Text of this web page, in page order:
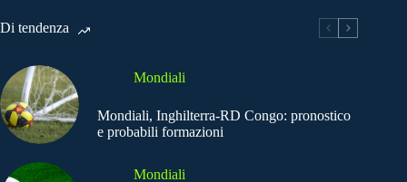
Di tendenza
Mondiali
Mondiali, Inghilterra-RD Congo: pronostico
e probabili formazioni
Mondiali